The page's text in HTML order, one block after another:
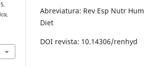
,
Abreviatura: Rev Esp Nutr Hum
Diet
DOI revista: 10.14306/renhyd